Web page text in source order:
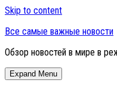
Skip to content
Все самые важные новости
Обзор новостей в мире в
Expand Menu